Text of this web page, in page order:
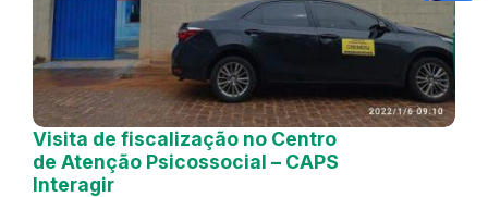
Visita de fiscalização no Centro
de Atenção Psicossocial – CAPS
Interagir